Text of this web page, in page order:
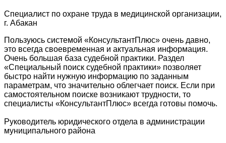
Специалист по охране труда в медицинской организации,
г. Абакан
Пользуюсь системой «КонсультантПлюс» очень давно,
это всегда своевременная и актуальная информация.
Очень большая база судебной практики. Раздел
«Специальный поиск судебной практики» позволяет
быстро найти нужную информацию по заданным
параметрам, что значительно облегчает поиск. Если при
самостоятельном поиске возникают трудности, то
специалисты «КонсультантПлюс» всегда готовы помочь.
Руководитель юридического отдела в администрации
муниципального района